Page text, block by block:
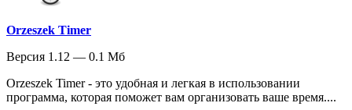
Orzeszek Timer
Версия 1.12 — 0.1 Мб
Orzeszek Timer - это удобная и легкая в использовании
программа, которая поможет вам организовать ваше время....